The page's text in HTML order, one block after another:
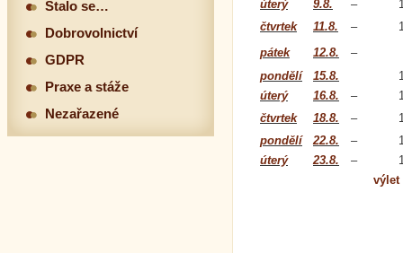
úterý
9.8. –
čtvrtek
11.8. –
pátek
12.8.
–
pondělí
15.8.
úterý
16.8. –
čtvrtek
18.8. –
pondělí
22.8. –
úterý
23.8. –
výlet
Stalo se…
Dobrovolnictví
GDPR
Praxe a stáže
Nezařazené